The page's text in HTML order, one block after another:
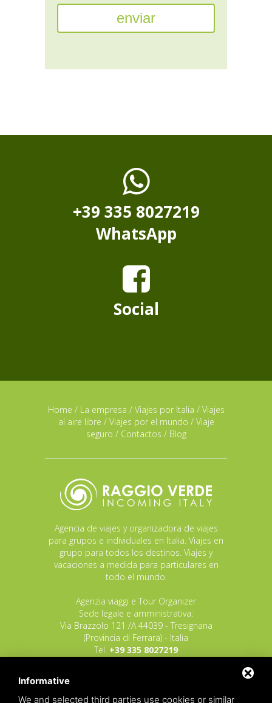
+39 335 8027219
WhatsApp
Social
Home / La empresa / Viajes por Italia / Viajes
al aire libre / Viajes por el mundo / Viaje
seguro / Contactos / Blog
Agencia de viajes y organizadora de viajes
para grupos e individuales en Italia. Viajes en
grupo para todos los destinos. Viajes y
vacaciones a medida para particulares en
todo el mundo.
Agenzia viaggi e Tour Organizer
Sede legale e amministrativa:
Via Brazzolo 121 /A 44039 - Tresignana
(Provincia di Ferrara) - Italia
Tel. +39 335 8027219
POLIZZA RESPONSABILITA' CIVILE REVO N.
OX00020791 valida dal 12/11/2025 al
Informative
We and selected third parties use cookies or similar